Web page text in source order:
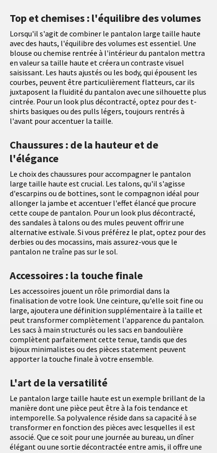
Top et chemises : l'équilibre des volumes
Lorsqu'il s'agit de combiner le pantalon large taille haute
avec des hauts, l'équilibre des volumes est essentiel. Une
blouse ou chemise rentrée à l'intérieur du pantalon mettra
en valeur sa taille haute et créera un contraste visuel
saisissant. Les hauts ajustés ou les body, qui épousent les
courbes, peuvent être particulièrement flatteurs, car ils
juxtaposent la fluidité du pantalon avec une silhouette plus
cintrée. Pour un look plus décontracté, optez pour des t-
shirts basiques ou des pulls légers, toujours rentrés à
l'avant pour accentuer la taille.
Chaussures : de la hauteur et de
l'élégance
Le choix des chaussures pour accompagner le pantalon
large taille haute est crucial. Les talons, qu'il s'agisse
d'escarpins ou de bottines, sont le compagnon idéal pour
allonger la jambe et accentuer l'effet élancé que procure
cette coupe de pantalon. Pour un look plus décontracté,
des sandales à talons ou des mules peuvent offrir une
alternative estivale. Si vous préférez le plat, optez pour des
derbies ou des mocassins, mais assurez-vous que le
pantalon ne traîne pas sur le sol.
Accessoires : la touche finale
Les accessoires jouent un rôle primordial dans la
finalisation de votre look. Une ceinture, qu'elle soit fine ou
large, ajoutera une définition supplémentaire à la taille et
peut transformer complètement l'apparence du pantalon.
Les sacs à main structurés ou les sacs en bandoulière
complètent parfaitement cette tenue, tandis que des
bijoux minimalistes ou des pièces statement peuvent
apporter la touche finale à votre ensemble.
L'art de la versatilité
Le pantalon large taille haute est un exemple brillant de la
manière dont une pièce peut être à la fois tendance et
intemporelle. Sa polyvalence réside dans sa capacité à se
transformer en fonction des pièces avec lesquelles il est
associé. Que ce soit pour une journée au bureau, un dîner
élégant ou une sortie décontractée entre amis, il offre une